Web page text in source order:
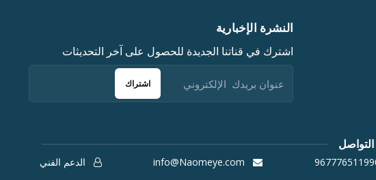
النشرة الإخبارية
اشترك في قناتنا الجديدة للحصول على آخر التحديثات
اشتراك
الدعم الفني